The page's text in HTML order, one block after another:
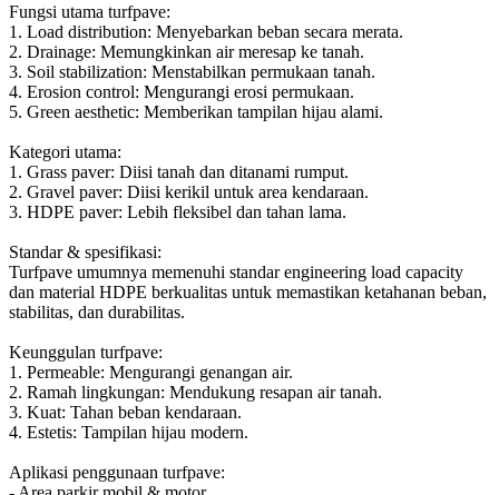
Fungsi utama turfpave:
1. Load distribution: Menyebarkan beban secara merata.
2. Drainage: Memungkinkan air meresap ke tanah.
3. Soil stabilization: Menstabilkan permukaan tanah.
4. Erosion control: Mengurangi erosi permukaan.
5. Green aesthetic: Memberikan tampilan hijau alami.
Kategori utama:
1. Grass paver: Diisi tanah dan ditanami rumput.
2. Gravel paver: Diisi kerikil untuk area kendaraan.
3. HDPE paver: Lebih fleksibel dan tahan lama.
Standar & spesifikasi:
Turfpave umumnya memenuhi standar engineering load capacity
dan material HDPE berkualitas untuk memastikan ketahanan beban,
stabilitas, dan durabilitas.
Keunggulan turfpave:
1. Permeable: Mengurangi genangan air.
2. Ramah lingkungan: Mendukung resapan air tanah.
3. Kuat: Tahan beban kendaraan.
4. Estetis: Tampilan hijau modern.
Aplikasi penggunaan turfpave: